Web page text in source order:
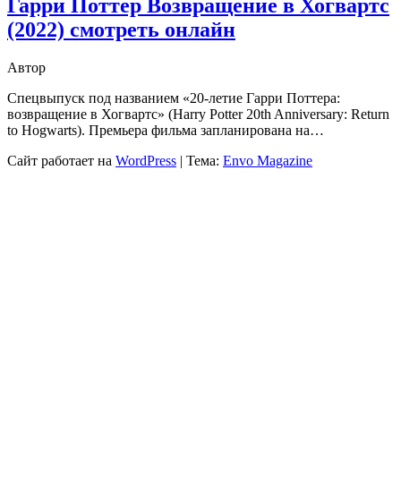
Гарри Поттер Возвращение в Хогвартс
(2022) смотреть онлайн
Автор
Спецвыпуск под названием «20-летие Гарри Поттера:
возвращение в Хогвартс» (Harry Potter 20th Anniversary: Return
to Hogwarts). Премьера фильма запланирована на…
Сайт работает на WordPress | Тема: Envo Magazine